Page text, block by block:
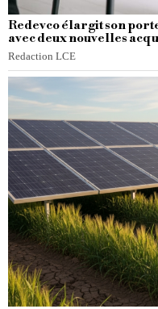
Redevco élargit son
avec deux nouvelles
Redaction LCE